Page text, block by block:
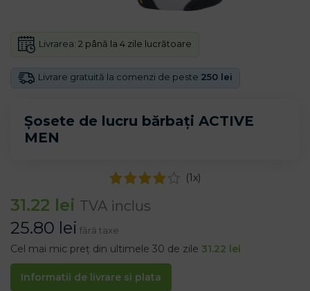
Șosete de lucru bărbați ACTIVE
MEN
Livrare gratuită la comenzi de peste 250 lei
Livrarea: 2 până la 4 zile lucrătoare
(1x)
31.22 lei TVA inclus
25.80 lei fără taxe
Cel mai mic preț din ultimele 30 de zile 31.22 lei
Informatii de livrare si plata